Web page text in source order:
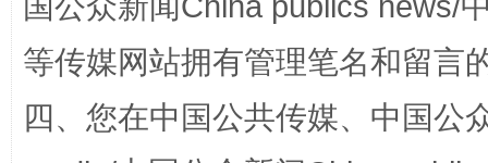
等传媒网站拥有管理笔名和留言
四、您在中国公共传媒、中国公